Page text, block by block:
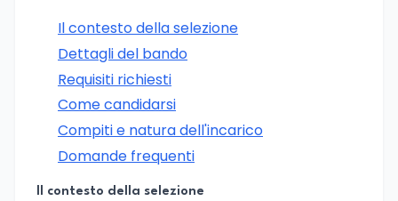
Il contesto della selezione
Dettagli del bando
Requisiti richiesti
Come candidarsi
Compiti e natura dell'incarico
Domande frequenti
Il contesto della selezione